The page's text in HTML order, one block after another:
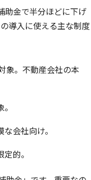
助金で半分ほどに下げ
導入に使える主な制度
象。不動産会社の本
会社向け。
的。